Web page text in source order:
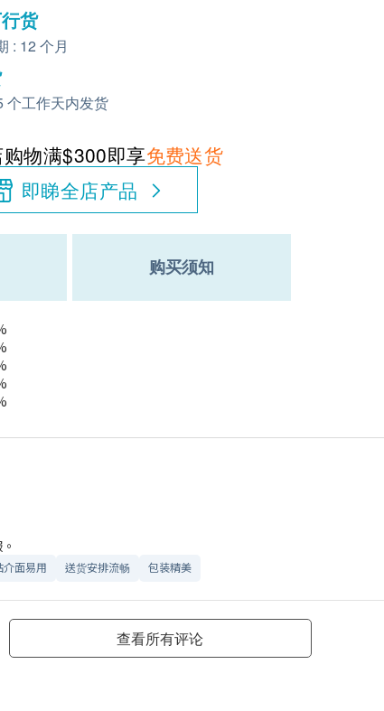
货
: 12 个月
个工作天内发货
物满$300即享免费送货
即睇全店产品
购买须知
介面易用 送货安排流畅 包装精美
查看所有评论